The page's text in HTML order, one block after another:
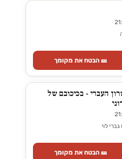
🎫 הבטח את מקומך
העברי - בכיכובם של
לוי
🎫 הבטח את מקומך